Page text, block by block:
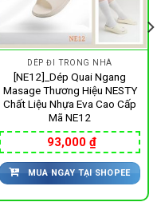
DÉP ĐI TRONG NHÀ
[NE12]_Dép Quai Ngang
Masage Thương Hiệu NESTY
Chất Liệu Nhựa Eva Cao Cấp
Mã NE12
93,000 ₫
MUA NGAY TẠI SHOPEE